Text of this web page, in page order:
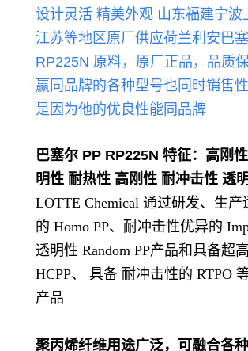
设计灵活 精美外观 山东福建宁波
江苏等地区原厂供应荷兰利 安巴
RP225N 原料，原厂正品，品质
赢 同品牌的各种型号也同时销售
是因为他的优良性能同品牌
巴塞尔 PP RP225N 特征：高刚
明性 耐热性 高刚性 耐冲击性 透
LOTTE Chemical 通过研发、生产
的 Homo PP、耐冲击性优异的
透明性 Random PP产品和具备超
HCPP、 具备 耐冲击性的 RTPO
产品
聚丙烯纤维用途广泛，可融合各